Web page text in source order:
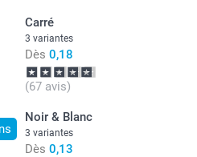
Carré
3 variantes
Dès 0,18
(67 avis)
Noir & Blanc
3 variantes
Dès 0,13